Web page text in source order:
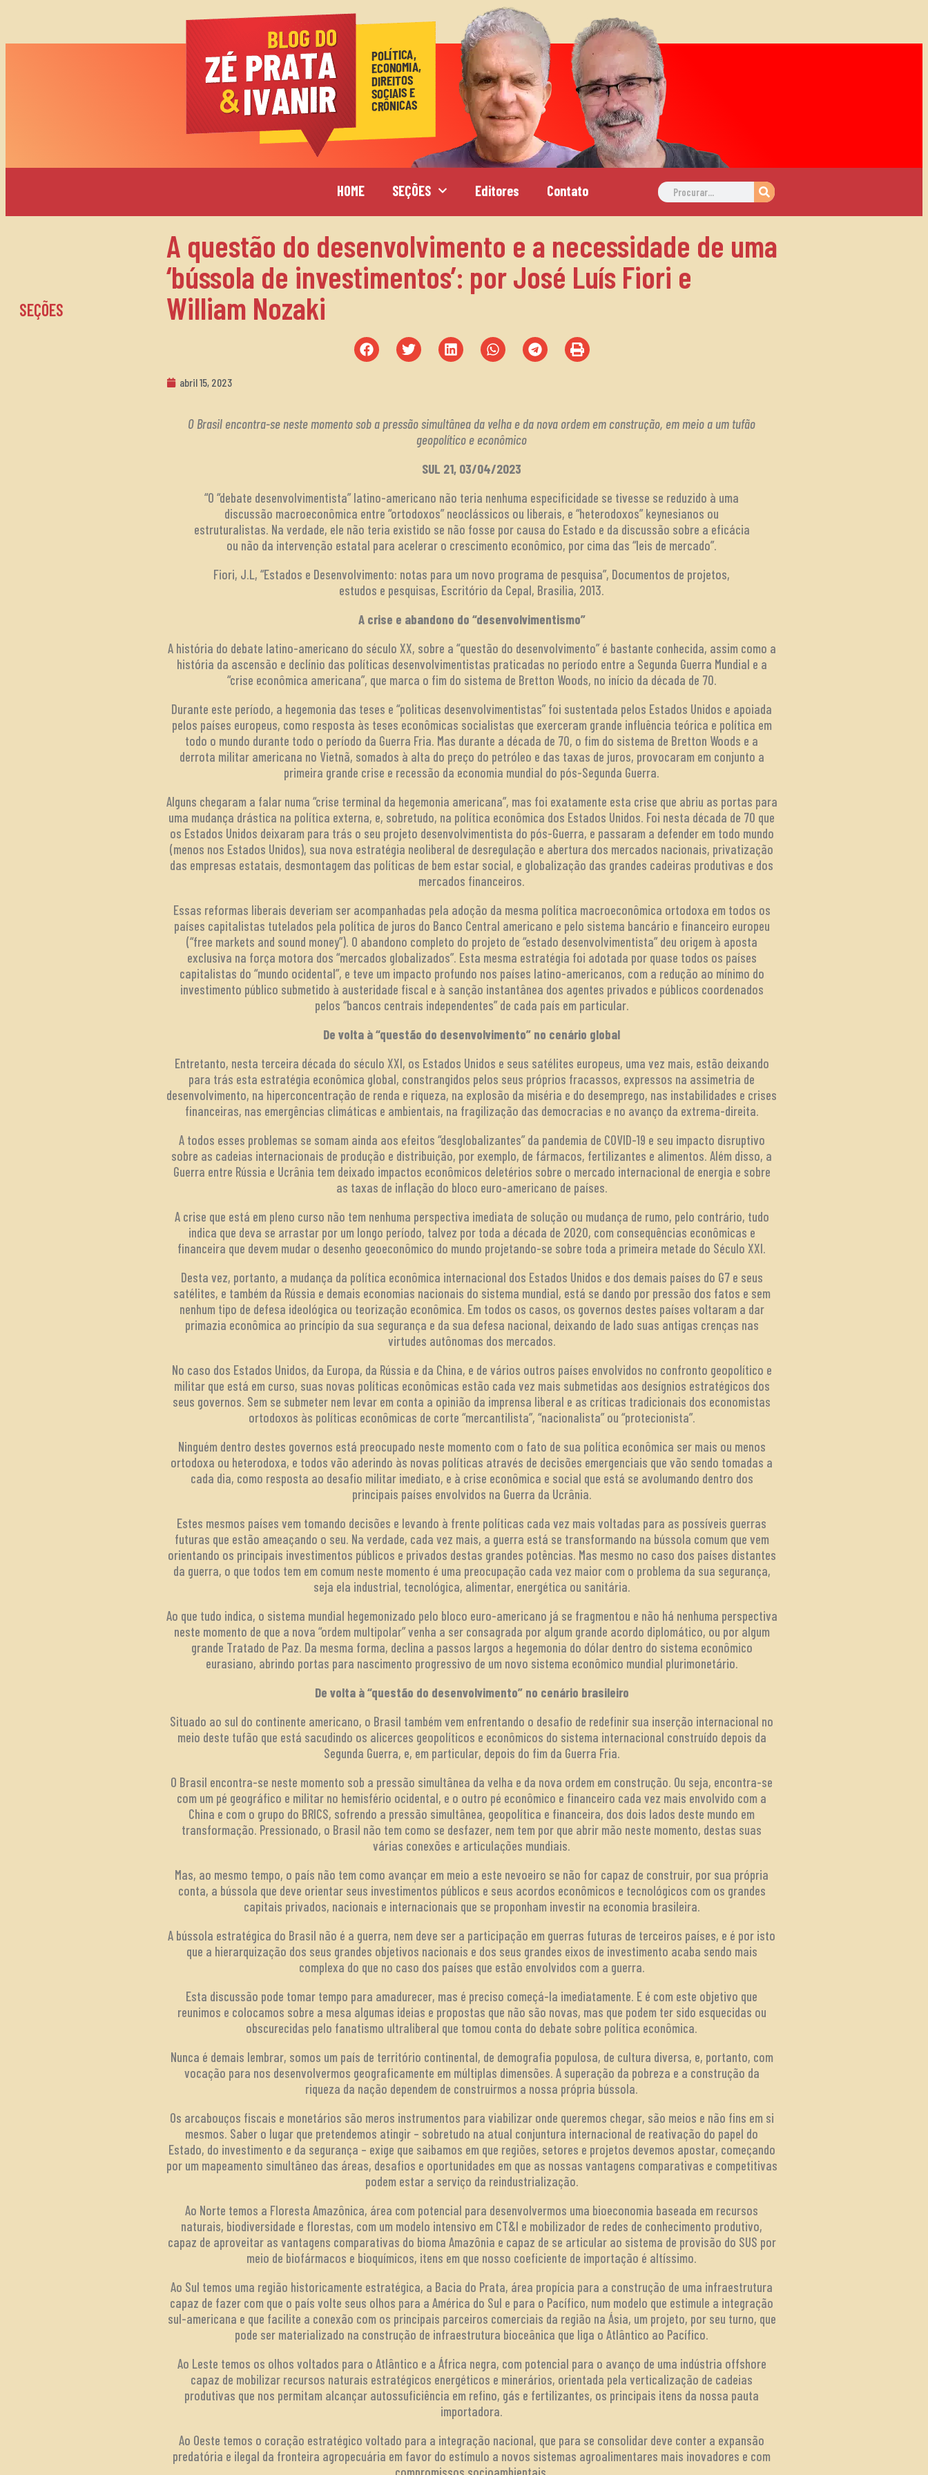
HOME SEÇÕES Editores Contato
SEÇÕES
A questão do desenvolvimento e a necessidade de uma
‘bússola de investimentos’: por José Luís Fiori e
William Nozaki
abril 15, 2023
O Brasil encontra-se neste momento sob a pressão simultânea da velha e da nova ordem em construção, em meio a um tufão
geopolítico e econômico
SUL 21, 03/04/2023
“O “debate desenvolvimentista” latino-americano não teria nenhuma especificidade se tivesse se reduzido à uma
discussão macroeconômica entre “ortodoxos” neoclássicos ou liberais, e “heterodoxos” keynesianos ou
estruturalistas. Na verdade, ele não teria existido se não fosse por causa do Estado e da discussão sobre a eficácia
ou não da intervenção estatal para acelerar o crescimento econômico, por cima das “leis de mercado”.
Fiori, J.L, “Estados e Desenvolvimento: notas para um novo programa de pesquisa”, Documentos de projetos,
estudos e pesquisas, Escritório da Cepal, Brasilia, 2013.
A crise e abandono do “desenvolvimentismo”
A história do debate latino-americano do século XX, sobre a “questão do desenvolvimento” é bastante conhecida, assim como a
história da ascensão e declínio das políticas desenvolvimentistas praticadas no período entre a Segunda Guerra Mundial e a
“crise econômica americana”, que marca o fim do sistema de Bretton Woods, no início da década de 70.
Durante este período, a hegemonia das teses e “politicas desenvolvimentistas” foi sustentada pelos Estados Unidos e apoiada
pelos países europeus, como resposta às teses econômicas socialistas que exerceram grande influência teórica e política em
todo o mundo durante todo o período da Guerra Fria. Mas durante a década de 70, o fim do sistema de Bretton Woods e a
derrota militar americana no Vietnã, somados à alta do preço do petróleo e das taxas de juros, provocaram em conjunto a
primeira grande crise e recessão da economia mundial do pós-Segunda Guerra.
Alguns chegaram a falar numa “crise terminal da hegemonia americana”, mas foi exatamente esta crise que abriu as portas para
uma mudança drástica na política externa, e, sobretudo, na política econômica dos Estados Unidos. Foi nesta década de 70 que
os Estados Unidos deixaram para trás o seu projeto desenvolvimentista do pós-Guerra, e passaram a defender em todo mundo
(menos nos Estados Unidos), sua nova estratégia neoliberal de desregulação e abertura dos mercados nacionais, privatização
das empresas estatais, desmontagem das políticas de bem estar social, e globalização das grandes cadeiras produtivas e dos
mercados financeiros.
Essas reformas liberais deveriam ser acompanhadas pela adoção da mesma política macroeconômica ortodoxa em todos os
países capitalistas tutelados pela política de juros do Banco Central americano e pelo sistema bancário e financeiro europeu
(“free markets and sound money”). O abandono completo do projeto de “estado desenvolvimentista” deu origem à aposta
exclusiva na força motora dos “mercados globalizados”. Esta mesma estratégia foi adotada por quase todos os países
capitalistas do “mundo ocidental”, e teve um impacto profundo nos países latino-americanos, com a redução ao mínimo do
investimento público submetido à austeridade fiscal e à sanção instantânea dos agentes privados e públicos coordenados
pelos “bancos centrais independentes” de cada país em particular.
De volta à “questão do desenvolvimento” no cenário global
Entretanto, nesta terceira década do século XXI, os Estados Unidos e seus satélites europeus, uma vez mais, estão deixando
para trás esta estratégia econômica global, constrangidos pelos seus próprios fracassos, expressos na assimetria de
desenvolvimento, na hiperconcentração de renda e riqueza, na explosão da miséria e do desemprego, nas instabilidades e crises
financeiras, nas emergências climáticas e ambientais, na fragilização das democracias e no avanço da extrema-direita.
A todos esses problemas se somam ainda aos efeitos “desglobalizantes” da pandemia de COVID-19 e seu impacto disruptivo
sobre as cadeias internacionais de produção e distribuição, por exemplo, de fármacos, fertilizantes e alimentos. Além disso, a
Guerra entre Rússia e Ucrânia tem deixado impactos econômicos deletérios sobre o mercado internacional de energia e sobre
as taxas de inflação do bloco euro-americano de países.
A crise que está em pleno curso não tem nenhuma perspectiva imediata de solução ou mudança de rumo, pelo contrário, tudo
indica que deva se arrastar por um longo período, talvez por toda a década de 2020, com consequências econômicas e
financeira que devem mudar o desenho geoeconômico do mundo projetando-se sobre toda a primeira metade do Século XXI.
Desta vez, portanto, a mudança da política econômica internacional dos Estados Unidos e dos demais países do G7 e seus
satélites, e também da Rússia e demais economias nacionais do sistema mundial, está se dando por pressão dos fatos e sem
nenhum tipo de defesa ideológica ou teorização econômica. Em todos os casos, os governos destes países voltaram a dar
primazia econômica ao princípio da sua segurança e da sua defesa nacional, deixando de lado suas antigas crenças nas
virtudes autônomas dos mercados.
No caso dos Estados Unidos, da Europa, da Rússia e da China, e de vários outros países envolvidos no confronto geopolítico e
militar que está em curso, suas novas políticas econômicas estão cada vez mais submetidas aos desígnios estratégicos dos
seus governos. Sem se submeter nem levar em conta a opinião da imprensa liberal e as críticas tradicionais dos economistas
ortodoxos às políticas econômicas de corte “mercantilista”, “nacionalista” ou “protecionista”.
Ninguém dentro destes governos está preocupado neste momento com o fato de sua política econômica ser mais ou menos
ortodoxa ou heterodoxa, e todos vão aderindo às novas políticas através de decisões emergenciais que vão sendo tomadas a
cada dia, como resposta ao desafio militar imediato, e à crise econômica e social que está se avolumando dentro dos
principais países envolvidos na Guerra da Ucrânia.
Estes mesmos países vem tomando decisões e levando à frente políticas cada vez mais voltadas para as possíveis guerras
futuras que estão ameaçando o seu. Na verdade, cada vez mais, a guerra está se transformando na bússola comum que vem
orientando os principais investimentos públicos e privados destas grandes potências. Mas mesmo no caso dos países distantes
da guerra, o que todos tem em comum neste momento é uma preocupação cada vez maior com o problema da sua segurança,
seja ela industrial, tecnológica, alimentar, energética ou sanitária.
Ao que tudo indica, o sistema mundial hegemonizado pelo bloco euro-americano já se fragmentou e não há nenhuma perspectiva
neste momento de que a nova “ordem multipolar” venha a ser consagrada por algum grande acordo diplomático, ou por algum
grande Tratado de Paz. Da mesma forma, declina a passos largos a hegemonia do dólar dentro do sistema econômico
eurasiano, abrindo portas para nascimento progressivo de um novo sistema econômico mundial plurimonetário.
De volta à “questão do desenvolvimento” no cenário brasileiro
Situado ao sul do continente americano, o Brasil também vem enfrentando o desafio de redefinir sua inserção internacional no
meio deste tufão que está sacudindo os alicerces geopolíticos e econômicos do sistema internacional construído depois da
Segunda Guerra, e, em particular, depois do fim da Guerra Fria.
O Brasil encontra-se neste momento sob a pressão simultânea da velha e da nova ordem em construção. Ou seja, encontra-se
com um pé geográfico e militar no hemisfério ocidental, e o outro pé econômico e financeiro cada vez mais envolvido com a
China e com o grupo do BRICS, sofrendo a pressão simultânea, geopolítica e financeira, dos dois lados deste mundo em
transformação. Pressionado, o Brasil não tem como se desfazer, nem tem por que abrir mão neste momento, destas suas
várias conexões e articulações mundiais.
Mas, ao mesmo tempo, o país não tem como avançar em meio a este nevoeiro se não for capaz de construir, por sua própria
conta, a bússola que deve orientar seus investimentos públicos e seus acordos econômicos e tecnológicos com os grandes
capitais privados, nacionais e internacionais que se proponham investir na economia brasileira.
A bússola estratégica do Brasil não é a guerra, nem deve ser a participação em guerras futuras de terceiros países, e é por isto
que a hierarquização dos seus grandes objetivos nacionais e dos seus grandes eixos de investimento acaba sendo mais
complexa do que no caso dos países que estão envolvidos com a guerra.
Esta discussão pode tomar tempo para amadurecer, mas é preciso começá-la imediatamente. E é com este objetivo que
reunimos e colocamos sobre a mesa algumas ideias e propostas que não são novas, mas que podem ter sido esquecidas ou
obscurecidas pelo fanatismo ultraliberal que tomou conta do debate sobre política econômica.
Nunca é demais lembrar, somos um país de território continental, de demografia populosa, de cultura diversa, e, portanto, com
vocação para nos desenvolvermos geograficamente em múltiplas dimensões. A superação da pobreza e a construção da
riqueza da nação dependem de construirmos a nossa própria bússola.
Os arcabouços fiscais e monetários são meros instrumentos para viabilizar onde queremos chegar, são meios e não fins em si
mesmos. Saber o lugar que pretendemos atingir – sobretudo na atual conjuntura internacional de reativação do papel do
Estado, do investimento e da segurança – exige que saibamos em que regiões, setores e projetos devemos apostar, começando
por um mapeamento simultâneo das áreas, desafios e oportunidades em que as nossas vantagens comparativas e competitivas
podem estar a serviço da reindustrialização.
Ao Norte temos a Floresta Amazônica, área com potencial para desenvolvermos uma bioeconomia baseada em recursos
naturais, biodiversidade e florestas, com um modelo intensivo em CT&I e mobilizador de redes de conhecimento produtivo,
capaz de aproveitar as vantagens comparativas do bioma Amazônia e capaz de se articular ao sistema de provisão do SUS por
meio de biofármacos e bioquímicos, itens em que nosso coeficiente de importação é altíssimo.
Ao Sul temos uma região historicamente estratégica, a Bacia do Prata, área propícia para a construção de uma infraestrutura
capaz de fazer com que o país volte seus olhos para a América do Sul e para o Pacífico, num modelo que estimule a integração
sul-americana e que facilite a conexão com os principais parceiros comerciais da região na Ásia, um projeto, por seu turno, que
pode ser materializado na construção de infraestrutura bioceânica que liga o Atlântico ao Pacífico.
Ao Leste temos os olhos voltados para o Atlântico e a África negra, com potencial para o avanço de uma indústria offshore
capaz de mobilizar recursos naturais estratégicos energéticos e minerários, orientada pela verticalização de cadeias
produtivas que nos permitam alcançar autossuficiência em refino, gás e fertilizantes, os principais itens da nossa pauta
importadora.
Ao Oeste temos o coração estratégico voltado para a integração nacional, que para se consolidar deve conter a expansão
predatória e ilegal da fronteira agropecuária em favor do estímulo a novos sistemas agroalimentares mais inovadores e com